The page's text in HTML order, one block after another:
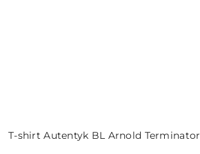
T-shirt Autentyk BL Arnold Terminator